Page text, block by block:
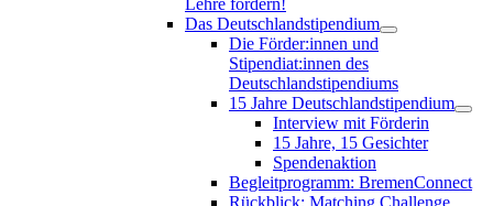
Das Deutschlandstipendium
Die Förder:innen und
Stipendiat:innen des
Deutschlandstipendiums
15 Jahre Deutschlandstipendium
Interview mit Förderin
15 Jahre, 15 Gesichter
Spendenaktion
Begleitprogramm: BremenConnect
Rückblick: Matching Challenge